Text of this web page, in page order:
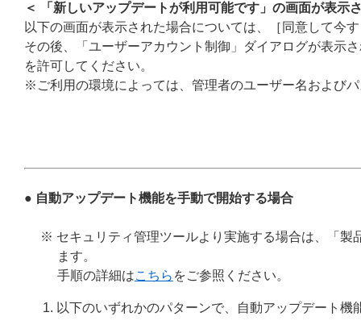
＜ 「新しいアップデートが利用可能です」の画面が表示
以下の画面が表示された場合については、［同意して今
その後、「ユーザーアカウント制御」ダイアログが表示
を許可してください。
※ご利用の環境によっては、管理者のユーザー名および
● 自動アップデート機能を手動で開始する場合
※ セキュリティ管理ツールより実施する場合は、「製
ます。
手順の詳細はこちら をご参照ください。
以下のいずれかのパターンで、自動アップデート機